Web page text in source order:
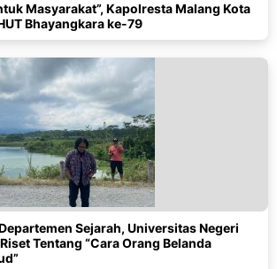
Masyarakat”, Kapolresta Malang Kota
Bhayangkara ke-79
Sejarah, Universitas Negeri
Tentang “Cara Orang Belanda